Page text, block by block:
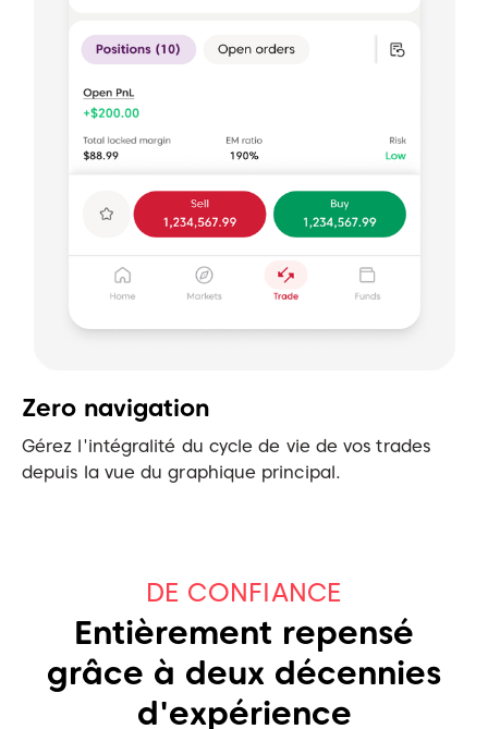
Zero navigation
Gérez l'intégralité du cycle de vie de vos trades
depuis la vue du graphique principal.
DE CONFIANCE
Entièrement repensé
grâce à deux décennies
d'expérience